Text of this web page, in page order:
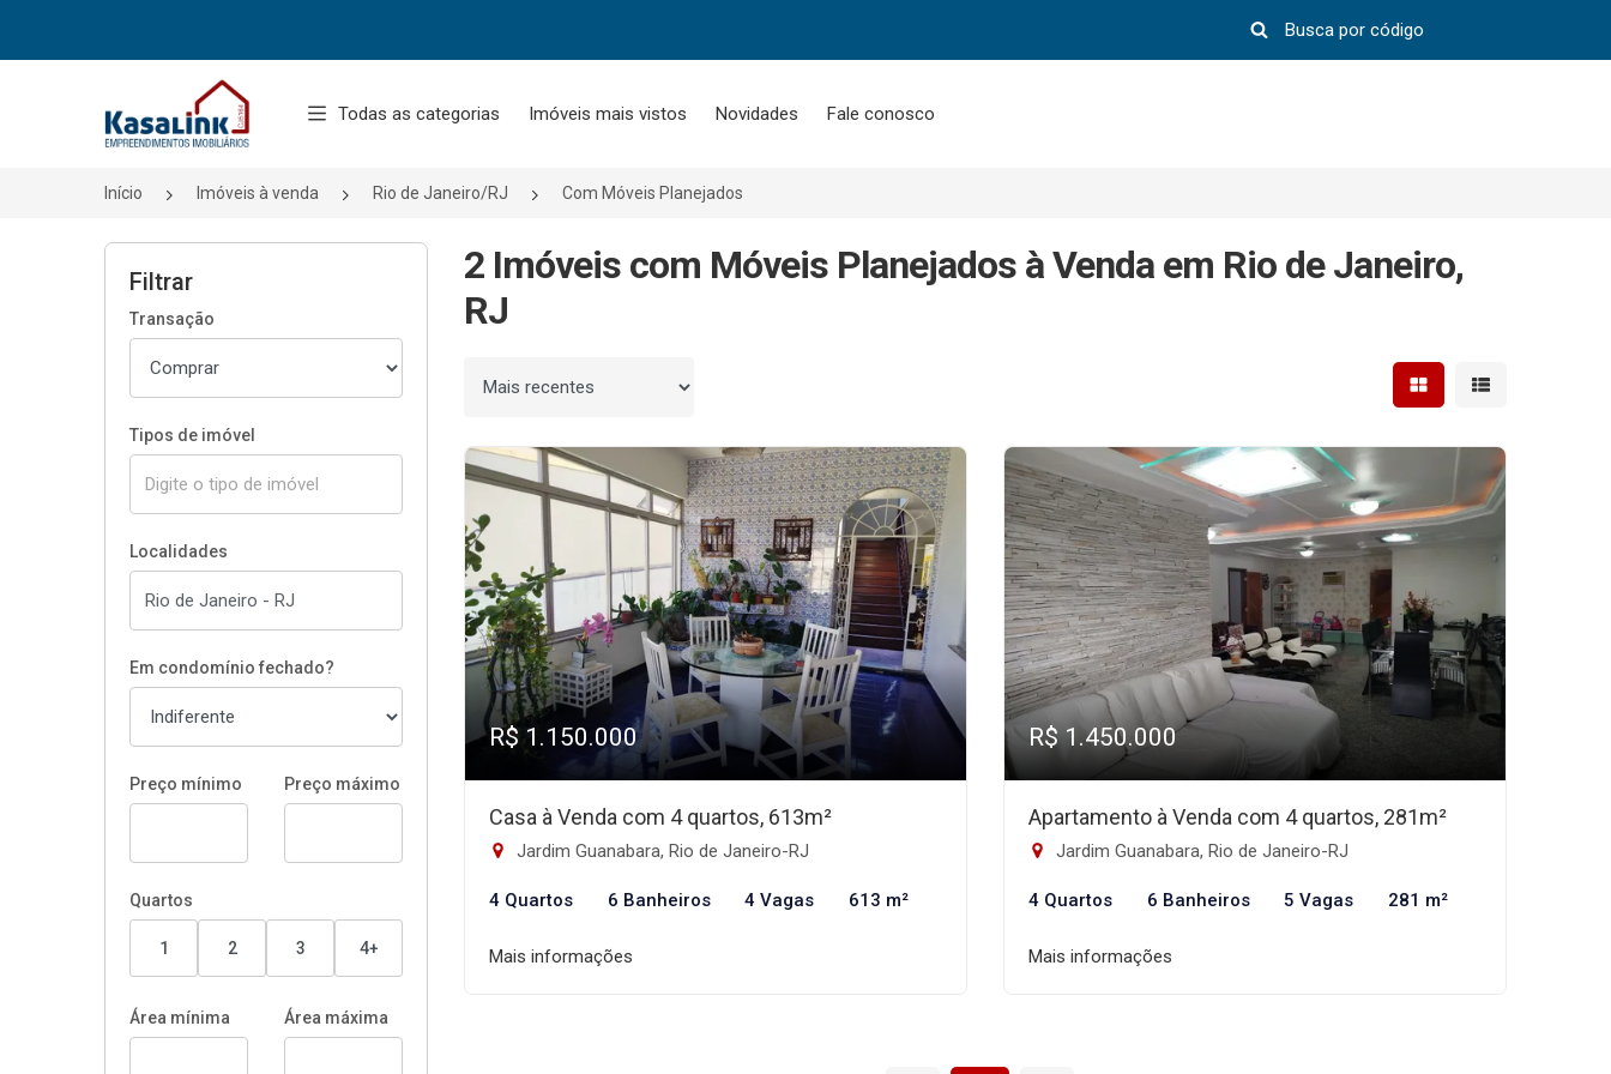
Página inicial
Todas as categorias Imóveis mais vistos Novidades Fale conosco
Início Imóveis à venda Rio de Janeiro/RJ Com Móveis Planejados
Filtrar
Transação
Tipos de imóvel
Localidades
Em condomínio fechado?
Preço mínimo Preço máximo
Quartos
1 2 3 4+
Área mínima Área máxima
2 Imóveis com Móveis Planejados à Venda em Rio de Janeiro,
RJ
Ordenar por Mostrar resultados em
Mostrar
R$ 1.150.000
Casa à Venda com 4 quartos, 613m²
Jardim Guanabara, Rio de Janeiro-RJ
4 Quartos 6 Banheiros 4 Vagas 613 m²
Mais informações
R$ 1.450.000
Apartamento à Venda com 4 quartos, 281m²
Jardim Guanabara, Rio de Janeiro-RJ
4 Quartos 6 Banheiros 5 Vagas 281 m²
Mais informações